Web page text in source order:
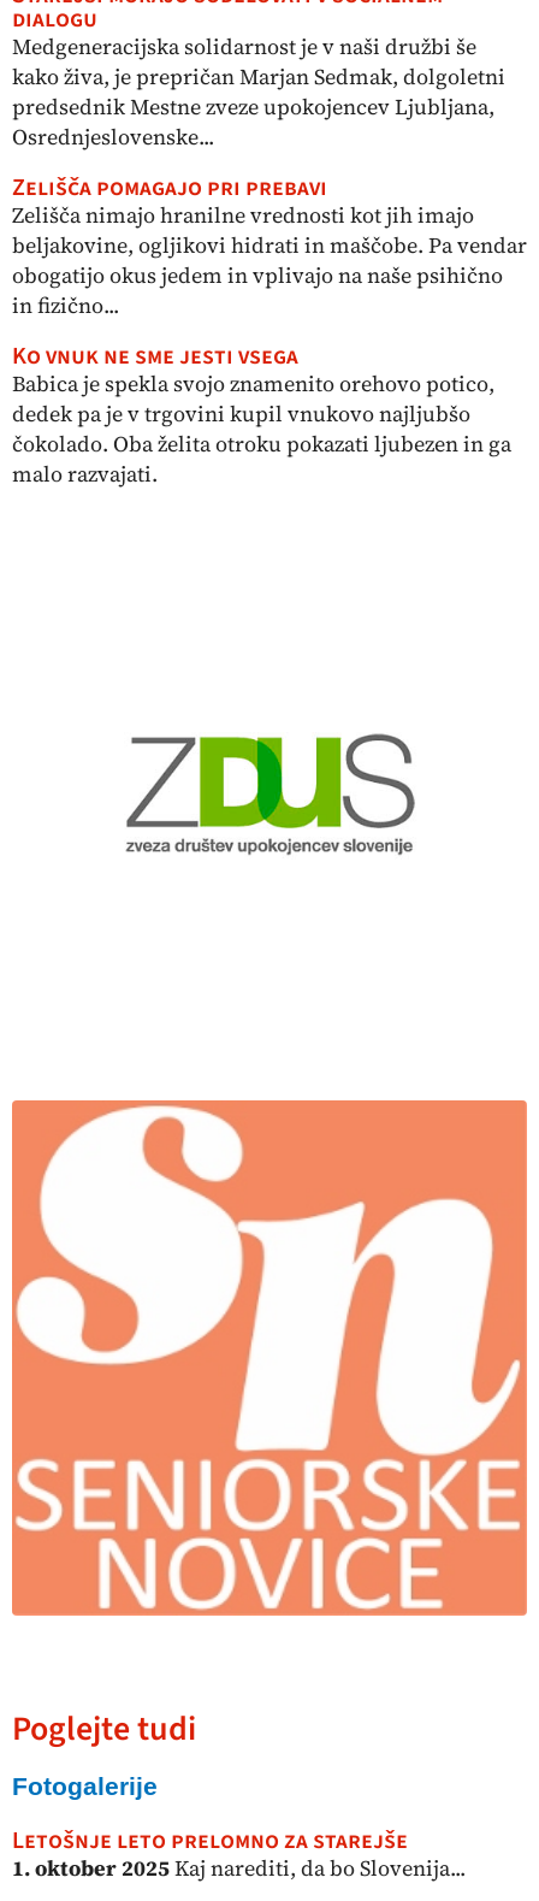
dialogu
Medgeneracijska solidarnost je v naši družbi še
kako živa, je prepričan Marjan Sedmak, dolgoletni
predsednik Mestne zveze upokojencev Ljubljana,
Osrednjeslovenske...
Zelišča pomagajo pri prebavi
Zelišča nimajo hranilne vrednosti kot jih imajo
beljakovine, ogljikovi hidrati in maščobe. Pa vendar
obogatijo okus jedem in vplivajo na naše psihično
in fizično...
Ko vnuk ne sme jesti vsega
Babica je spekla svojo znamenito orehovo potico,
dedek pa je v trgovini kupil vnukovo najljubšo
čokolado. Oba želita otroku pokazati ljubezen in ga
malo razvajati.
Poglejte tudi
Fotogalerije
Letošnje leto prelomno za starejše
1. oktober 2025Kaj narediti, da bo Slovenija...